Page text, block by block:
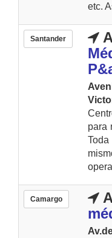
etc.
Santander
para
Camargo